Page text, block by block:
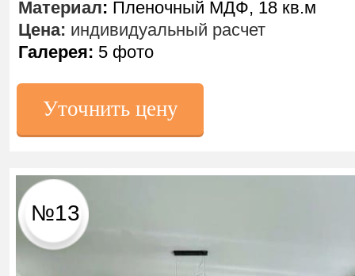
№13
Материал: Пленочный МДФ, 18 кв.м
Цена: индивидуальный расчет
Галерея: 5 фото
Уточнить цену